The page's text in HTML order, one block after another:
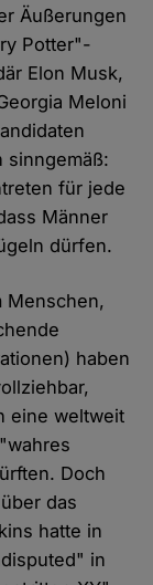
Äußerungen
Potter"-
Elon Musk,
Meloni
sinngemäß:
für jede
Männer
dürfen.
Menschen,
haben
eine weltweit
Doch
das
hatte in
in